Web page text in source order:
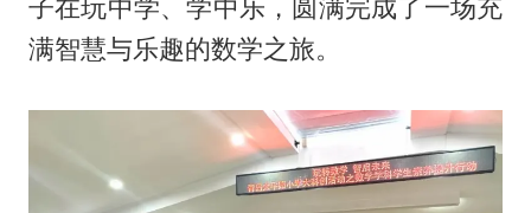
子在玩中学、学中乐，圆满完成了一场充
满智慧与乐趣的数学之旅。